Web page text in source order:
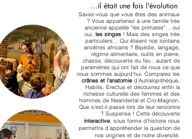
...il était une fois l'évolution
Savez-vous que vous êtes des animaux
? Vous appartenez à une famille très
ancienne appelée "les primates"... oui
oui, les singes ! Mais des singes très
particuliers... Qui étaient nos lointains
ancêtres africains ? Bipédie, langage,
régime alimentaire, outils en pierre,
chasse, découverte du feu : autant de
paramètres qui ont fait de nous ce que
nous sommes aujourd'hui. Comparez les
crânes et l'anatomie d'Autralopithèque,
Habilis, Erectus et découvrez enfin la
richesse culturelle des femmes et des
hommes de Neandertal et Cro-Magnon.
Que s'est-il passé lors de leur rencontre
? Suspense ! Cette découverte
interactive , sous forme d'histoire nous
permettra d'appréhender la question de
nos origines et de notre diversité.